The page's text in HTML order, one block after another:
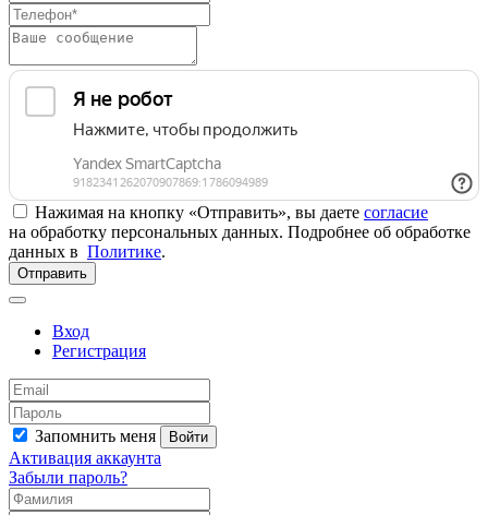
Нажимая на кнопку «Отправить», вы даете согласие
на обработку персональных данных. Подробнее об обработке
данных в Политике.
Отправить
Вход
Регистрация
Запомнить меня Войти
Активация аккаунта
Забыли пароль?